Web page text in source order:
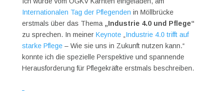
Internationalen Tag der Pflegenden in Möllbrücke
erstmals über das Thema „Industrie 4.0 und Pflege“
zu sprechen. In meiner Keynote„ Industrie 4.0 trifft auf
starke Pflege– Wie sie uns in Zukunft nutzen kann.“
konnte ich die spezielle Perspektive und spannende
Herausforderung für Pflegekräfte erstmals beschreiben.